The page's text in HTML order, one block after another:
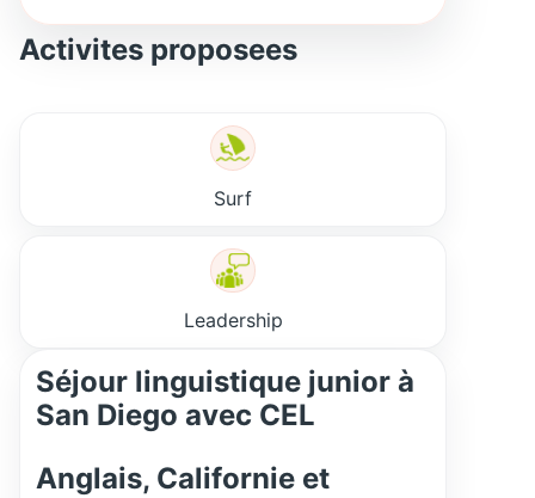
Activites proposees
Surf
Leadership
Séjour linguistique junior à
San Diego avec CEL
Anglais, Californie et